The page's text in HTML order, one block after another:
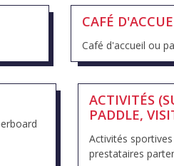
CAFÉ
Café d'accueil ou
ACTIVITÉS
PADDLE,
Activités
prestataires